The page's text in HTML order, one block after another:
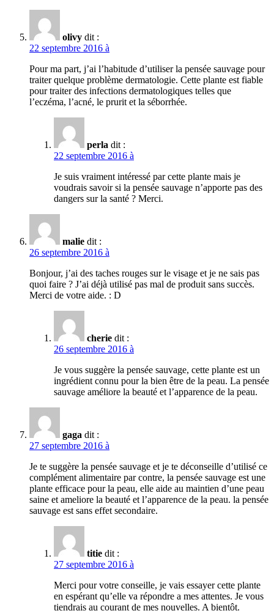
olivy dit :
22 septembre 2016 à
Pour ma part, j’ai l’habitude d’utiliser la pensée sauvage pour
traiter quelque problème dermatologie. Cette plante est fiable
pour traiter des infections dermatologiques telles que
l’eczéma, l’acné, le prurit et la séborrhée.
perla dit :
22 septembre 2016 à
Je suis vraiment intéressé par cette plante mais je
voudrais savoir si la pensée sauvage n’apporte pas des
dangers sur la santé ? Merci.
malie dit :
26 septembre 2016 à
Bonjour, j’ai des taches rouges sur le visage et je ne sais pas
quoi faire ? J’ai déjà utilisé pas mal de produit sans succès.
Merci de votre aide. : D
cherie dit :
26 septembre 2016 à
Je vous suggère la pensée sauvage, cette plante est un
ingrédient connu pour la bien être de la peau. La pensée
sauvage améliore la beauté et l’apparence de la peau.
gaga dit :
27 septembre 2016 à
Je te suggère la pensée sauvage et je te déconseille d’utilisé ce
complément alimentaire par contre, la pensée sauvage est une
plante efficace pour la peau, elle aide au maintien d’une peau
saine et ameliore la beauté et l’apparence de la peau. la pensée
sauvage est sans effet secondaire.
titie dit :
27 septembre 2016 à
Merci pour votre conseille, je vais essayer cette plante
en espérant qu’elle va répondre a mes attentes. Je vous
tiendrais au courant de mes nouvelles. A bientôt.